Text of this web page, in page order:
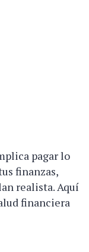
pagar lo
finanzas,
realista. Aquí
financiera